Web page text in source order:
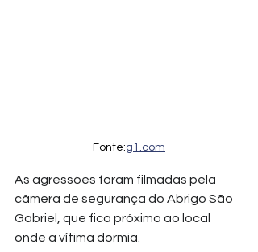
Fonte:g1.com
As agressões foram filmadas pela
câmera de segurança do Abrigo São
Gabriel, que fica próximo ao local
onde a vítima dormia.